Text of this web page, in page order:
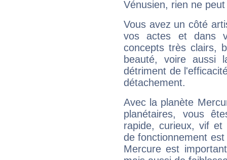
Vénusien, rien ne
Vous avez un côté
vos actes et dans
concepts très clairs,
beauté, voire aussi
détriment de
détachement.
Avec la planète
planétaires, vous
rapide, curieux, vif et
de fonctionnement
Mercure est